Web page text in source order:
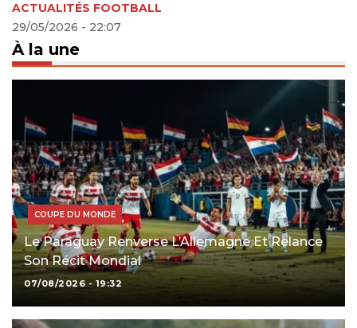
ACTUALITÉS FOOTBALL
29/05/2026 - 22:07
À la une
COUPE DU MONDE
Le Paraguay Renverse L’Allemagne Et Relance
Son Récit Mondial
07/08/2026 - 19:32